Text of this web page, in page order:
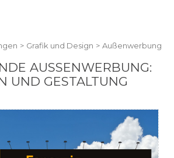
> Grafik und Design > Außenwerbung
AUSSENWERBUNG: D
GESTALTUNG